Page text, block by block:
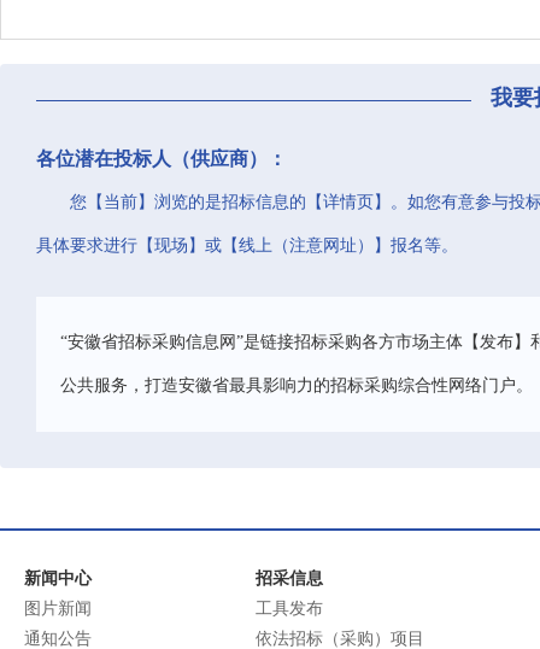
我要
各位潜在投标人（供应商）：
您【当前】浏览的是招标信息的【详情页】。如您有意参与投
具体要求进行【现场】或【线上（注意网址）】报名等。
“安徽省招标采购信息网”是链接招标采购各方市场主体【发布
公共服务，打造安徽省最具影响力的招标采购综合性网络门户。
新闻中心
图片新闻
通知公告
招采信息
工具发布
依法招标（采购）项目